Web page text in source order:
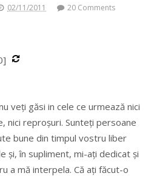
02/11/2011 20 Comments
]
veți găsi in cele ce urmează nici
nici reproșuri. Sunteți persoane
bune din timpul vostru liber
și, în supliment, mi-ați dedicat și
a mă interpela. Că ați făcut-o